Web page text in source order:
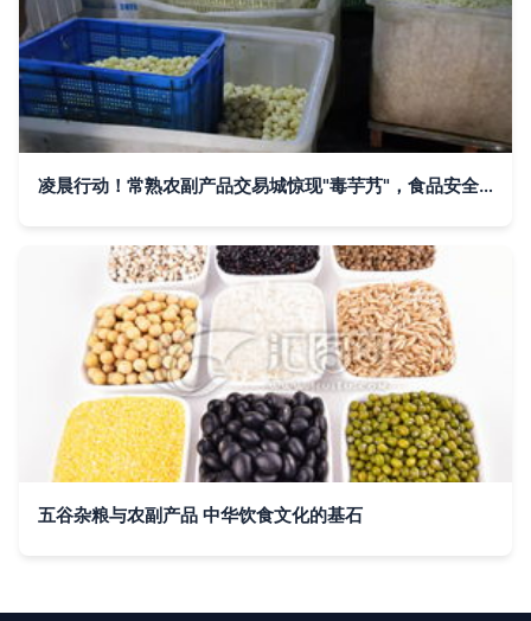
凌晨行动！常熟农副产品交易城惊现"毒芋艿"，食品安全警钟再次敲响
五谷杂粮与农副产品 中华饮食文化的基石